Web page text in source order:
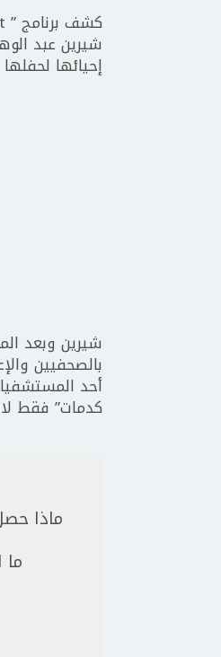
شيرين عبد
إحيائها
شيرين وبعد
بالصحفيين
أحد
كدمات” فقط لا
ماذا